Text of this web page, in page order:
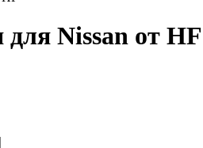
Nissan от HF